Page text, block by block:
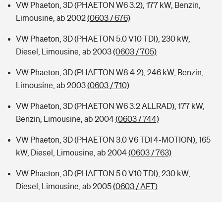
Kinderunfall-Check: Mehr Sicherheit für deine Kids
Typklassen: So ist Ihr Auto eingestuft
VW Phaeton, 3D (PHAETON W6 3.2), 177 kW, Benzin,
Limousine, ab 2002(0603 / 676)
VW Phaeton, 3D (PHAETON 5.0 V10 TDI), 230 kW,
Diesel, Limousine, ab 2003(0603 / 705)
VW Phaeton, 3D (PHAETON W8 4.2), 246 kW, Benzin,
Limousine, ab 2003(0603 / 710)
VW Phaeton, 3D (PHAETON W6 3.2 ALLRAD), 177 kW,
Benzin, Limousine, ab 2004(0603 / 744)
VW Phaeton, 3D (PHAETON 3.0 V6 TDI 4-MOTION), 165
kW, Diesel, Limousine, ab 2004(0603 / 763)
VW Phaeton, 3D (PHAETON 5.0 V10 TDI), 230 kW,
Diesel, Limousine, ab 2005(0603 / AFT)